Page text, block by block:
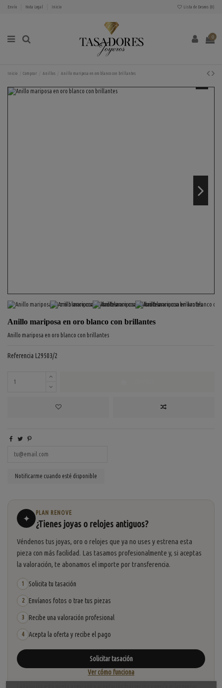
Envío Nota Legal Inicio Lista de Deseos (0)
0
Inicio Comprar Anillos Anillo mariposa en oro blanco con brillantes
Anillo mariposa en oro blanco con brillantes
Anillo mariposa en oro blanco con brillantes
Referencia L29503/2
✦
PLAN RENOVE
¿Tienes joyas o relojes antiguos?
Véndenos tus joyas, oro o relojes que ya no uses y estrena esta
pieza con más facilidad. Las tasamos profesionalmente y, si aceptas
la valoración, te abonamos el importe por transferencia.
1 Solicita tu tasación
2 Envíanos fotos o trae tus piezas
3 Recibe una valoración profesional
4 Acepta la oferta y recibe el pago
Solicitar tasación
Ver cómo funciona